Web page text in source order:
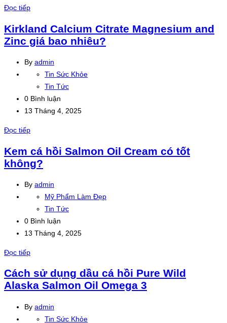
Đọc tiếp
Kirkland Calcium Citrate Magnesium and
Zinc giá bao nhiêu?
By admin
Tin Sức Khỏe
Tin Tức
0 Bình luận
13 Tháng 4, 2025
Đọc tiếp
Kem cá hồi Salmon Oil Cream có tốt
không?
By admin
Mỹ Phẩm Làm Đẹp
Tin Tức
0 Bình luận
13 Tháng 4, 2025
Đọc tiếp
Cách sử dụng dầu cá hồi Pure Wild
Alaska Salmon Oil Omega 3
By admin
Tin Sức Khỏe